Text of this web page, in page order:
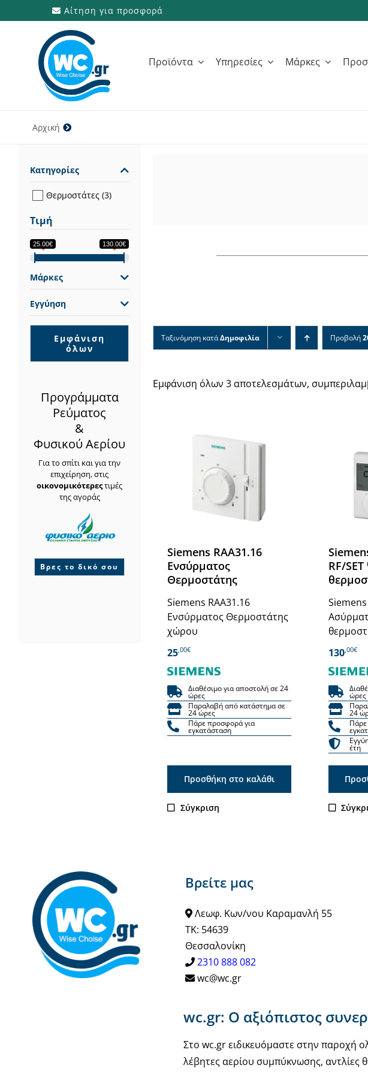
στο
περιεχόμενο
Αίτηση για προσφορά
Προϊόντα Υπηρεσίες Μάρκες
Αρχική
Ταξινόμηση κατάΔημοφιλία Προβολή
Εμφάνιση όλων 3 αποτελεσμάτων,
Siemens RAA31.16
Ενσύρματος
Θερμοστάτης
Siemens RAA31.16
Ενσύρματος Θερμοστάτης
χώρου
25,00€
Διαθέσιμο για αποστολή σε 24
ώρες
Παραλαβή από κατάστημα σε
24 ώρες
Πάρε προσφορά για
εγκατάσταση
Προσθήκη στο καλάθι
Σύγκριση
RF/
Siemens
130,00€
ώρες
24
έτη
Κατηγορίες
Θερμοστάτες (3)
Τιμή
25.00€ 130.00€
Μάρκες
Εγγύηση
Εμφάνιση
όλων
Προγράμματα
Ρεύματος
&
Φυσικού Αερίου
Για το σπίτι και για την
επιχείρηση, στις
οικονομικότερεςτιμές
της αγοράς
Βρες το δικό σου
Βρείτε μας
Λεωφ. Κων/νου Καραμανλή 55
ΤΚ: 54639
Θεσσαλονίκη
2310 888 082
wc@wc.gr
wc.gr: Ο αξιόπιστος
Στο wc.gr ειδικευόμαστε στην παροχή
λέβητες αερίου συμπύκνωσης, αντλίες